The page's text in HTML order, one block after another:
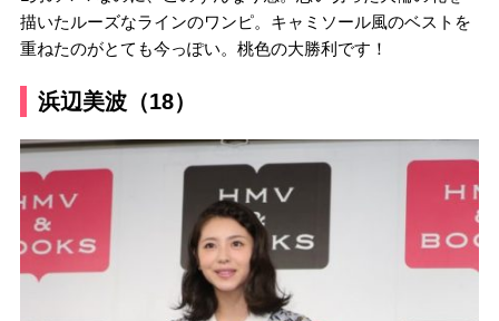
描いたルーズなラインのワンピ。キャミソール風のベストを
重ねたのがとても今っぽい。桃色の大勝利です！
浜辺美波（18）